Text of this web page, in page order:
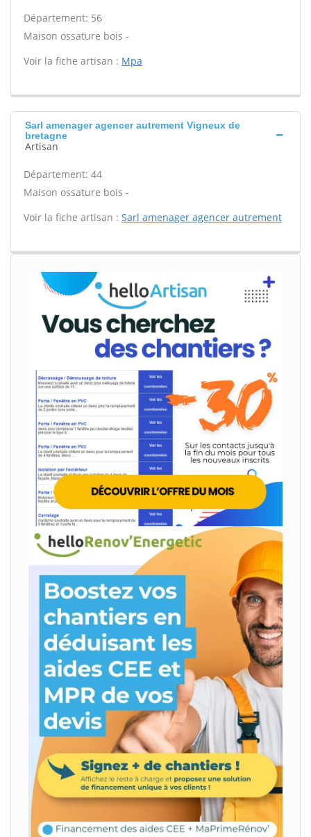
Département: 56
Maison ossature bois -
Voir la fiche artisan : Mpa
Sarl amenager agencer autrement Vigneux de
bretagne
Artisan
Département: 44
Maison ossature bois -
Voir la fiche artisan : Sarl amenager agencer autrement